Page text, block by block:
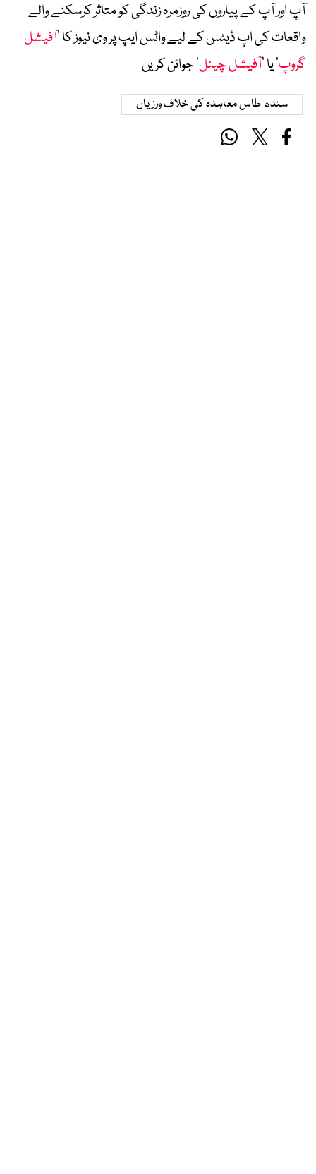
آپ اور آپ کے پیاروں کی روزمرہ زندگی کو متاثر کرسکنے والے
واقعات کی اپ ڈیٹس کے لیے واٹس ایپ پر وی نیوز کا ’آفیشل
گروپ‘ یا ’آفیشل چینل‘ جوائن کریں
سندھ طاس معاہدہ کی خلاف ورزیاں